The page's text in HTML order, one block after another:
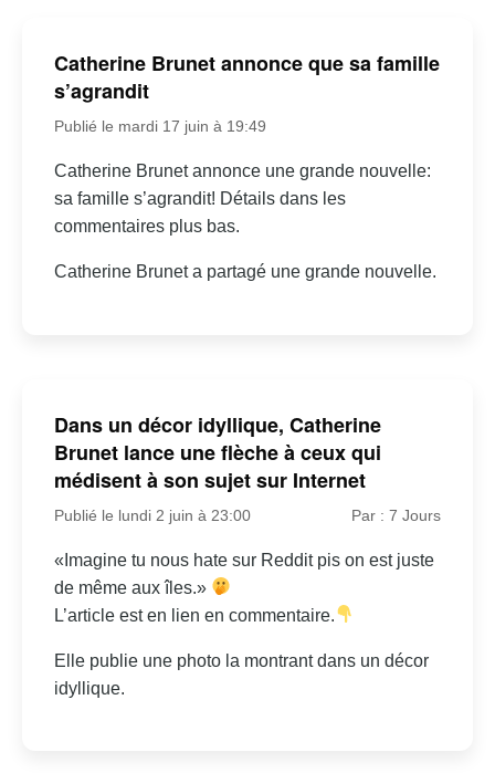
Catherine Brunet annonce que sa famille
s’agrandit
Publié le mardi 17 juin à 19:49
Catherine Brunet annonce une grande nouvelle:
sa famille s’agrandit! Détails dans les
commentaires plus bas.
Catherine Brunet a partagé une grande nouvelle.
Dans un décor idyllique, Catherine
Brunet lance une flèche à ceux qui
médisent à son sujet sur Internet
Publié le lundi 2 juin à 23:00 Par : 7 Jours
«Imagine tu nous hate sur Reddit pis on est juste
de même aux îles.»
L’article est en lien en commentaire.
Elle publie une photo la montrant dans un décor
idyllique.